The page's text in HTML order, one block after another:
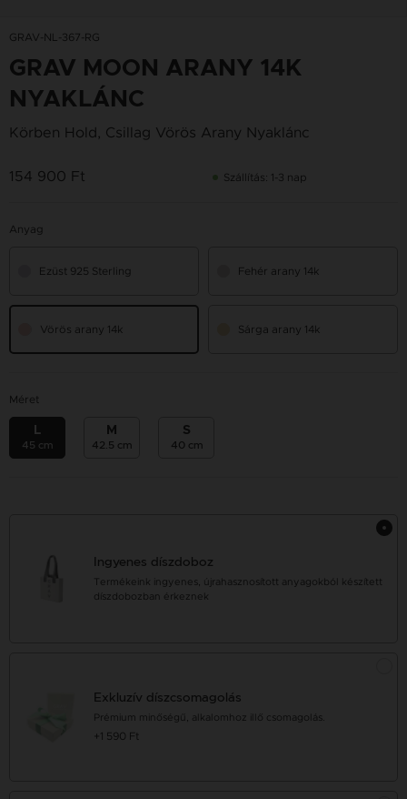
GRAV-NL-367-RG
GRAV MOON ARANY 14K
NYAKLÁNC
Körben Hold, Csillag Vörös Arany Nyaklánc
154 900 Ft Szállítás: 1-3 nap
Anyag
Ezüst 925 Sterling Fehér arany 14k
Vörös arany 14k Sárga arany 14k
Méret
L
45 cm
M
42.5 cm
S
40 cm
Ingyenes díszdoboz
Termékeink ingyenes, újrahasznosított anyagokból készített
díszdobozban érkeznek
Exkluzív díszcsomagolás
Prémium minőségű, alkalomhoz illő csomagolás.
+1 590 Ft